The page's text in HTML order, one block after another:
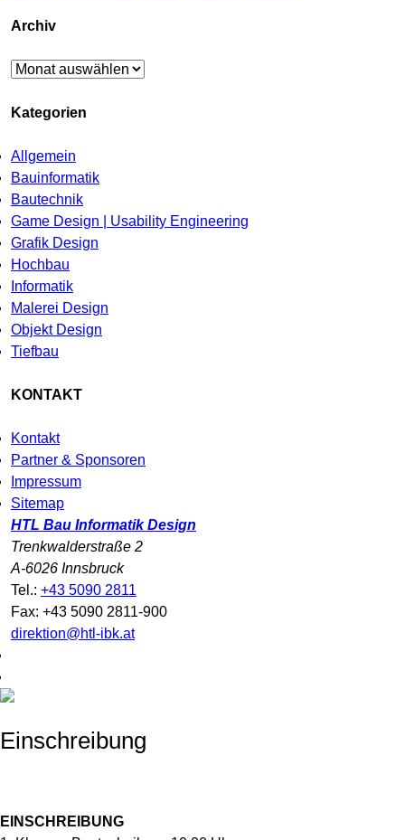
Archiv
Archiv
Kategorien
Allgemein
Bauinformatik
Bautechnik
Game Design | Usability Engineering
Grafik Design
Hochbau
Informatik
Malerei Design
Objekt Design
Tiefbau
KONTAKT
Kontakt
Partner & Sponsoren
Impressum
Sitemap
HTL Bau Informatik Design
Trenkwalderstraße 2
A-6026 Innsbruck
Tel.: +43 5090 2811
Fax: +43 5090 2811-900
direktion@htl-ibk.at
Einschreibung
EINSCHREIBUNG